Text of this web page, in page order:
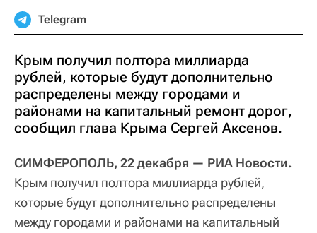
Telegram
Крым получил полтора миллиарда
рублей, которые будут дополнительно
распределены между городами и
районами на капитальный ремонт дорог,
сообщил глава Крыма Сергей Аксенов.
СИМФЕРОПОЛЬ, 22 декабря — РИА Новости.
Крым получил полтора миллиарда рублей,
которые будут дополнительно распределены
между городами и районами на капитальный